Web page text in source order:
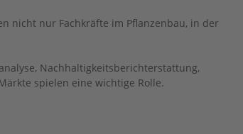
nicht nur Fachkräfte im Pflanzenbau, in der
Nachhaltigkeitsberichterstattung,
spielen eine wichtige Rolle.